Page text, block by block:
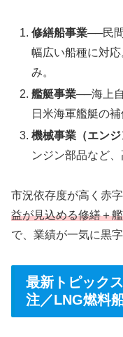
修繕船事業──民
幅広い船種に対
み。
艦艇事業──海上
日米海軍艦艇の補
機械事業（エン
ンジン部品など
市況依存度が高く赤
益が見込める修繕＋
で、業績が一気に黒
最新トピック
注／LNG燃料